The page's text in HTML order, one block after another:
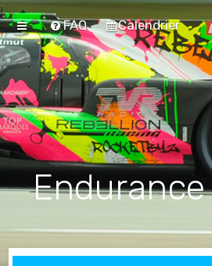
FAQ Calendrier